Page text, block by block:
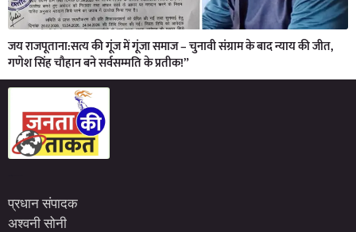
जय राजपूताना:सत्य की गूंज में गूंजा समाज – चुनावी संग्राम के बाद न्याय की जीत,
गणेश सिंह चौहान बने सर्वसम्मति के प्रतीक!”
प्रधान संपादक
अश्वनी सोनी